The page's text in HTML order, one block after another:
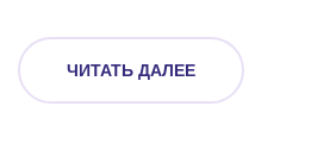
прокачивать свою машину. А ещё
для тех, кто хочет попробовать себя
ЧИТАТЬ ДАЛЕЕ